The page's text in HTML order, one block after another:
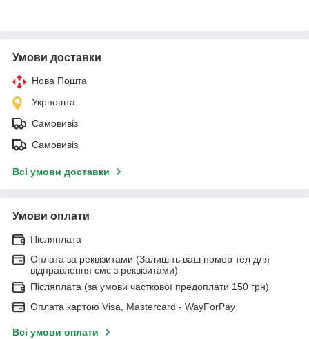
Умови доставки
Нова Пошта
Укрпошта
Самовивіз
Самовивіз
Всі умови доставки
Умови оплати
Післяплата
Оплата за реквізитами (Залишіть ваш номер тел для
відправлення смс з реквізитами)
Післяплата (за умови часткової предоплати 150 грн)
Оплата картою Visa, Mastercard - WayForPay
Всі умови оплати